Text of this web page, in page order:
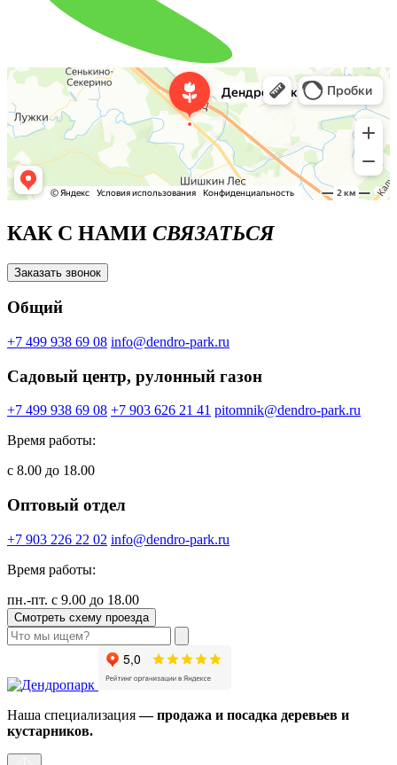
КАК С НАМИ СВЯЗАТЬСЯ
Заказать звонок
Общий
+7 499 938 69 08 info@dendro-park.ru
Садовый центр, рулонный газон
+7 499 938 69 08 +7 903 626 21 41 pitomnik@dendro-park.ru
Время работы:
с 8.00 до 18.00
Оптовый отдел
+7 903 226 22 02 info@dendro-park.ru
Время работы:
пн.-пт. с 9.00 до 18.00
Смотреть схему проезда
Наша специализация— продажа и посадка деревьев и
кустарников.